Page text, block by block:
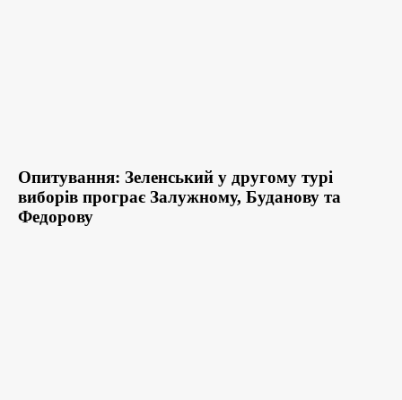
Опитування: Зеленський у другому турі
виборів програє Залужному, Буданову та
Федорову